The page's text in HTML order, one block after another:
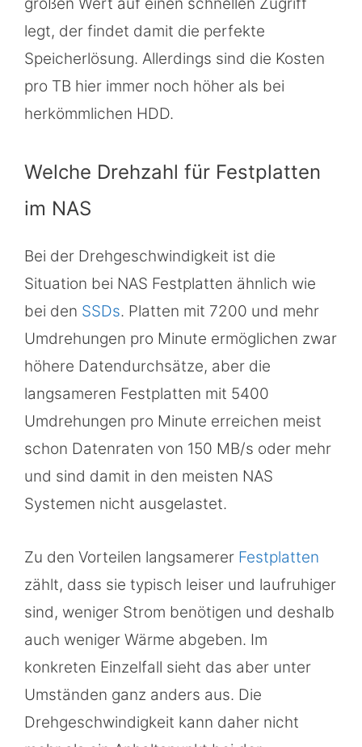
legt, der findet damit die perfekte
Speicherlösung. Allerdings sind die Kosten
pro TB hier immer noch höher als bei
herkömmlichen HDD.
Welche Drehzahl für Festplatten
im NAS
Bei der Drehgeschwindigkeit ist die
Situation bei NAS Festplatten ähnlich wie
bei den SSDs. Platten mit 7200 und mehr
Umdrehungen pro Minute ermöglichen zwar
höhere Datendurchsätze, aber die
langsameren Festplatten mit 5400
Umdrehungen pro Minute erreichen meist
schon Datenraten von 150 MB/s oder mehr
und sind damit in den meisten NAS
Systemen nicht ausgelastet.
Zu den Vorteilen langsamerer Festplatten
zählt, dass sie typisch leiser und laufruhiger
sind, weniger Strom benötigen und deshalb
auch weniger Wärme abgeben. Im
konkreten Einzelfall sieht das aber unter
Umständen ganz anders aus. Die
Drehgeschwindigkeit kann daher nicht